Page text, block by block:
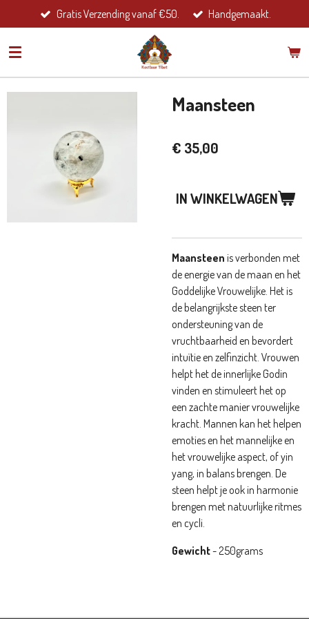
direct
naar
hoofdinhoud
Gratis Verzending vanaf €50. Handgemaakt.
Maansteen
€ 35,00
IN WINKELWAGEN
Maansteen is verbonden met
de energie van de maan en het
Goddelijke Vrouwelijke. Het is
de belangrijkste steen ter
ondersteuning van de
vruchtbaarheid en bevordert
intuïtie en zelfinzicht. Vrouwen
helpt het de innerlijke Godin
vinden en stimuleert het op
een zachte manier vrouwelijke
kracht. Mannen kan het helpen
emoties en het mannelijke en
het vrouwelijke aspect, of yin
yang, in balans brengen. De
steen helpt je ook in harmonie
brengen met natuurlijke ritmes
en cycli.
Gewicht- 250grams